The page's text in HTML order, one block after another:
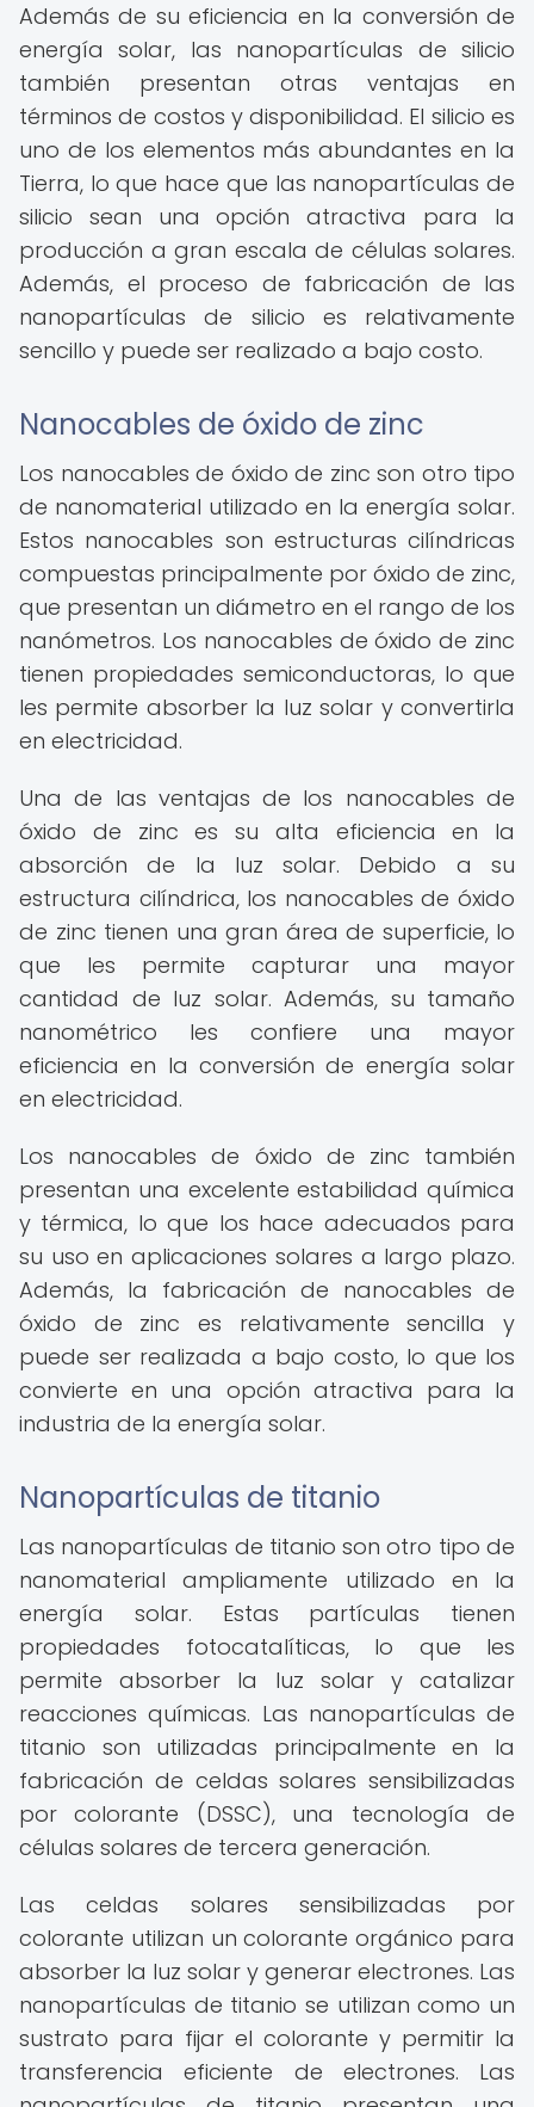
Además de su eficiencia en la conversión de
energía solar, las nanopartículas de silicio
también presentan otras ventajas en
términos de costos y disponibilidad. El silicio es
uno de los elementos más abundantes en la
Tierra, lo que hace que las nanopartículas de
silicio sean una opción atractiva para la
producción a gran escala de células solares.
Además, el proceso de fabricación de las
nanopartículas de silicio es relativamente
sencillo y puede ser realizado a bajo costo.
Nanocables de óxido de zinc
Los nanocables de óxido de zinc son otro tipo
de nanomaterial utilizado en la energía solar.
Estos nanocables son estructuras cilíndricas
compuestas principalmente por óxido de zinc,
que presentan un diámetro en el rango de los
nanómetros. Los nanocables de óxido de zinc
tienen propiedades semiconductoras, lo que
les permite absorber la luz solar y convertirla
en electricidad.
Una de las ventajas de los nanocables de
óxido de zinc es su alta eficiencia en la
absorción de la luz solar. Debido a su
estructura cilíndrica, los nanocables de óxido
de zinc tienen una gran área de superficie, lo
que les permite capturar una mayor
cantidad de luz solar. Además, su tamaño
nanométrico les confiere una mayor
eficiencia en la conversión de energía solar
en electricidad.
Los nanocables de óxido de zinc también
presentan una excelente estabilidad química
y térmica, lo que los hace adecuados para
su uso en aplicaciones solares a largo plazo.
Además, la fabricación de nanocables de
óxido de zinc es relativamente sencilla y
puede ser realizada a bajo costo, lo que los
convierte en una opción atractiva para la
industria de la energía solar.
Nanopartículas de titanio
Las nanopartículas de titanio son otro tipo de
nanomaterial ampliamente utilizado en la
energía solar. Estas partículas tienen
propiedades fotocatalíticas, lo que les
permite absorber la luz solar y catalizar
reacciones químicas. Las nanopartículas de
titanio son utilizadas principalmente en la
fabricación de celdas solares sensibilizadas
por colorante (DSSC), una tecnología de
células solares de tercera generación.
Las celdas solares sensibilizadas por
colorante utilizan un colorante orgánico para
absorber la luz solar y generar electrones. Las
nanopartículas de titanio se utilizan como un
sustrato para fijar el colorante y permitir la
transferencia eficiente de electrones. Las